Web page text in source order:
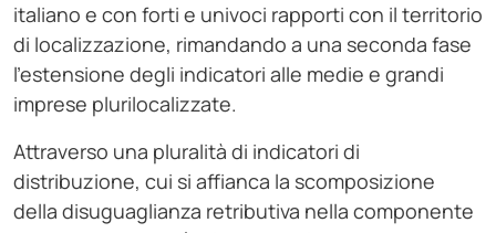
italiano e con forti e univoci rapporti con il territorio
di localizzazione, rimandando a una seconda fase
l’estensione degli indicatori alle medie e grandi
imprese plurilocalizzate.
Attraverso una pluralità di indicatori di
distribuzione, cui si affianca la scomposizione
della disuguaglianza retributiva nella componente